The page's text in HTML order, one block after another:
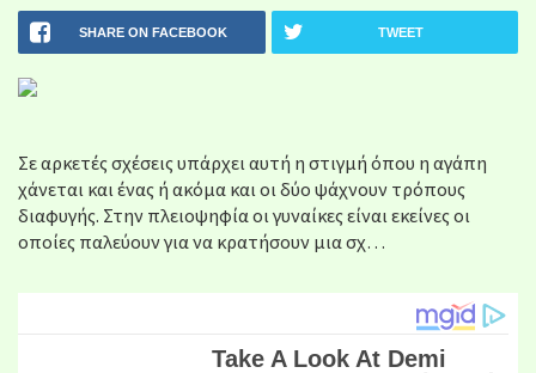
SHARE ON FACEBOOK TWEET
Σε αρκετές σχέσεις υπάρχει αυτή η στιγμή όπου η αγάπη
χάνεται και ένας ή ακόμα και οι δύο ψάχνουν τρόπους
διαφυγής. Στην πλειοψηφία οι γυναίκες είναι εκείνες οι
οποίες παλεύουν για να κρατήσουν μια σχ…